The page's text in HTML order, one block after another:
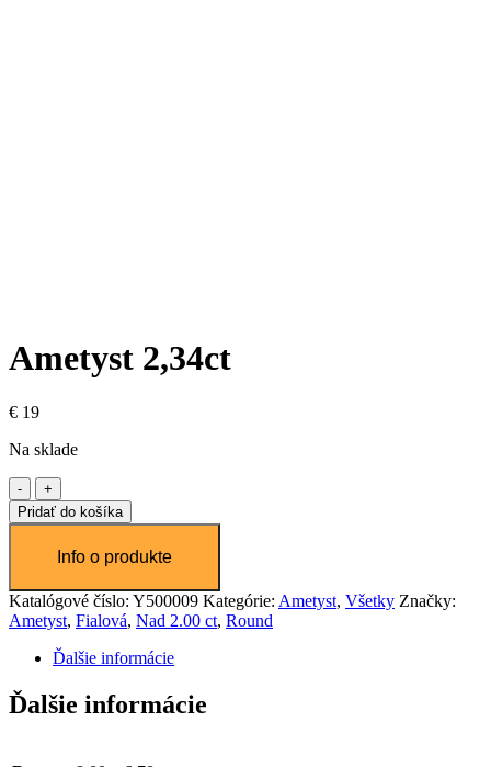
Ametyst 2,34ct
€ 19
Na sklade
množstvo
Ametyst
2,34ct
Pridať do košíka
Katalógové číslo: Y500009 Kategórie: Ametyst, Všetky Značky:
Ametyst, Fialová, Nad 2.00 ct, Round
Ďalšie informácie
Ďalšie informácie